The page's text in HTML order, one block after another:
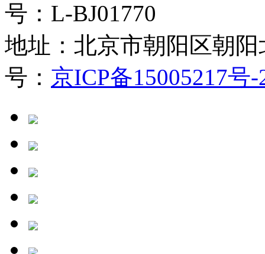
号：L-BJ01770
地址：北京市朝阳区朝
号： 京ICP备15005217号-